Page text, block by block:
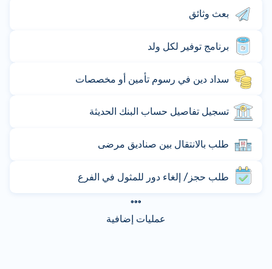
بعث وثائق
برنامج توفير لكل ولد
سداد دين في رسوم تأمين أو مخصصات
تسجيل تفاصيل حساب البنك الحديثة
طلب بالانتقال بين صناديق مرضى
طلب حجز/ إلغاء دور للمثول في الفرع
عمليات إضافية